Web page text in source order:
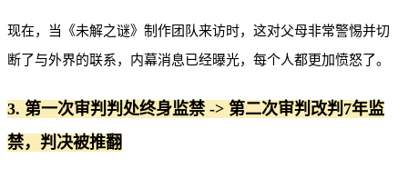
现在，当《未解之谜》制作团队来访时，这对父母非常警惕并切
断了与外界的联系，内幕消息已经曝光，每个人都更加愤怒了。
3. 第一次审判判处终身监禁 -> 第二次审判改判7年监
禁，判决被推翻